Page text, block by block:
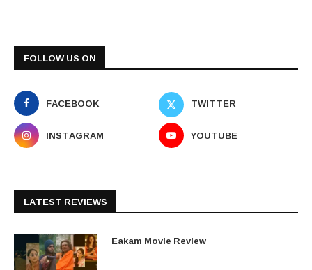
FOLLOW US ON
FACEBOOK
TWITTER
INSTAGRAM
YOUTUBE
LATEST REVIEWS
Eakam Movie Review